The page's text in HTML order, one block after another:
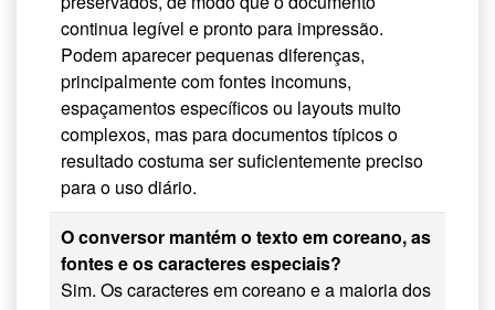
continua legível e pronto para impressão.
Podem aparecer pequenas diferenças,
principalmente com fontes incomuns,
espaçamentos específicos ou layouts muito
complexos, mas para documentos típicos o
resultado costuma ser suficientemente preciso
para o uso diário.
O conversor mantém o texto em coreano, as
fontes e os caracteres especiais?
Sim. Os caracteres em coreano e a maioria dos